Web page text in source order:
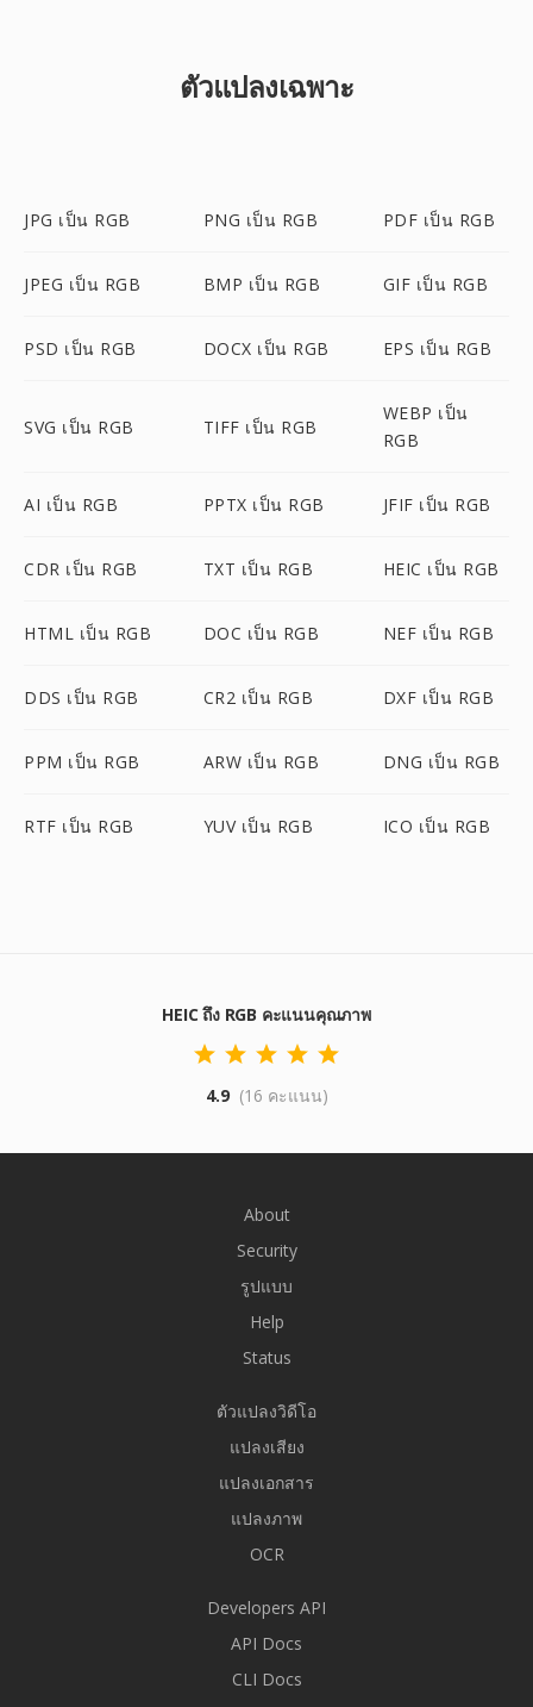
ตัวแปลงเฉพาะ
JPG เป็น RGB PNG เป็น RGB PDF เป็น RGB
JPEG เป็น RGB BMP เป็น RGB GIF เป็น RGB
PSD เป็น RGB DOCX เป็น RGB EPS เป็น RGB
SVG เป็น RGB TIFF เป็น RGB
WEBP เป็น
RGB
AI เป็น RGB PPTX เป็น RGB JFIF เป็น RGB
CDR เป็น RGB TXT เป็น RGB HEIC เป็น RGB
HTML เป็น RGB DOC เป็น RGB NEF เป็น RGB
DDS เป็น RGB CR2 เป็น RGB DXF เป็น RGB
PPM เป็น RGB ARW เป็น RGB DNG เป็น RGB
RTF เป็น RGB YUV เป็น RGB ICO เป็น RGB
HEIC ถึง RGB คะแนนคุณภาพ
4.9 (16 คะแนน)
About
Security
รูปแบบ
Help
Status
ตัวแปลงวิดีโอ
แปลงเสียง
แปลงเอกสาร
แปลงภาพ
OCR
Developers API
API Docs
CLI Docs